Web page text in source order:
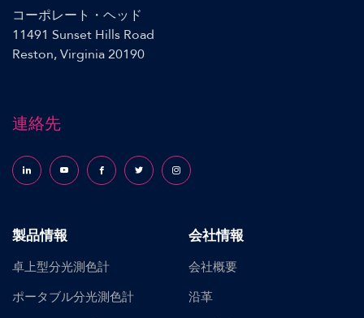
コーポレート・ヘッド
11491 Sunset Hills Road
Reston, Virginia 20190
連絡先
Follow us on LinkedInFollow us on YouTubeFollow us on Facebook
Follow us on X (formerly Twitter)
Follow us on Instagram
製品情報
卓上型分光測色計
ポータブル分光測色計
会社情報
会社概要
沿革